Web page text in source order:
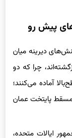
پیش رو
دیرینه میان
چرا که دو
آماده می‌کنند؛
شنبه ۲۳ فروردین در مسقط پایتخت عمان
ایالات متحده،